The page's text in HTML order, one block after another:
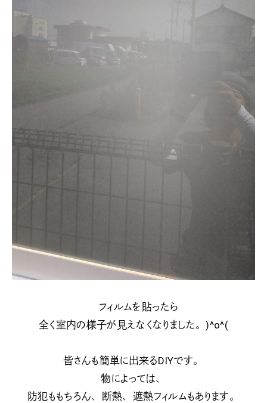
フィルムを貼ったら
全く室内の様子が見えなくなりました。)^o^(
皆さんも簡単に出来るDIYです。
物によっては、
防犯ももちろん、断熱、遮熱フィルムもあります。